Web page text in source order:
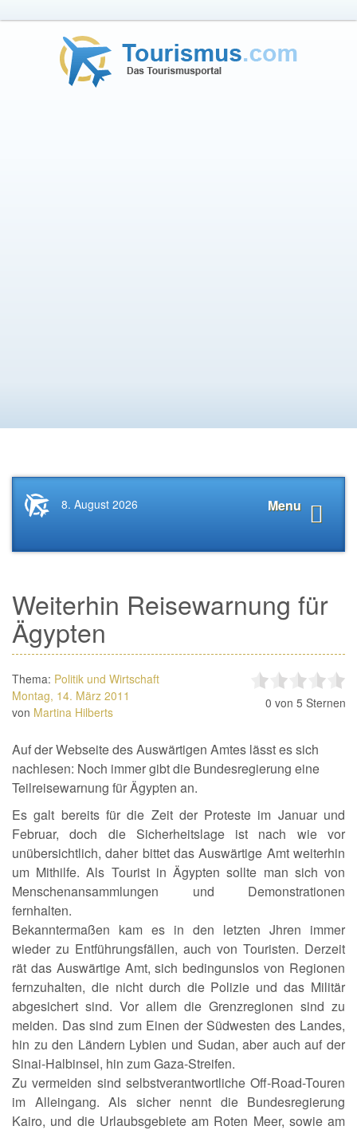
Startseite
News.Tourismus.com
Menu
8. August 2026
Weiterhin Reisewarnung für
Ägypten
Thema: Politik und Wirtschaft
Montag, 14. März 2011
von Martina Hilberts
0 von 5 Sternen
Auf der Webseite des Auswärtigen Amtes lässt es sich
nachlesen: Noch immer gibt die Bundesregierung eine
Teilreisewarnung für Ägypten an.
Es galt bereits für die Zeit der Proteste im Januar und
Februar, doch die Sicherheitslage ist nach wie vor
unübersichtlich, daher bittet das Auswärtige Amt weiterhin
um Mithilfe. Als Tourist in Ägypten sollte man sich von
Menschenansammlungen und Demonstrationen
fernhalten.
Bekanntermaßen kam es in den letzten Jhren immer
wieder zu Entführungsfällen, auch von Touristen. Derzeit
rät das Auswärtige Amt, sich bedingunslos von Regionen
fernzuhalten, die nicht durch die Polizie und das Militär
abgesichert sind. Vor allem die Grenzregionen sind zu
meiden. Das sind zum Einen der Südwesten des Landes,
hin zu den Ländern Lybien und Sudan, aber auch auf der
Sinai-Halbinsel, hin zum Gaza-Streifen.
Zu vermeiden sind selbstverantwortliche Off-Road-Touren
im Alleingang. Als sicher nennt die Bundesregierung
Kairo, und die Urlaubsgebiete am Roten Meer, sowie am